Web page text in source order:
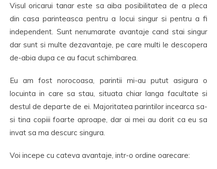
Visul oricarui tanar este sa aiba posibilitatea de a pleca
din casa parinteasca pentru a locui singur si pentru a fi
independent. Sunt nenumarate avantaje cand stai singur
dar sunt si multe dezavantaje, pe care multi le descopera
de-abia dupa ce au facut schimbarea.
Eu am fost norocoasa, parintii mi-au putut asigura o
locuinta in care sa stau, situata chiar langa facultate si
destul de departe de ei. Majoritatea parintilor incearca sa-
si tina copiii foarte aproape, dar ai mei au dorit ca eu sa
invat sa ma descurc singura.
Voi incepe cu cateva avantaje, intr-o ordine oarecare: